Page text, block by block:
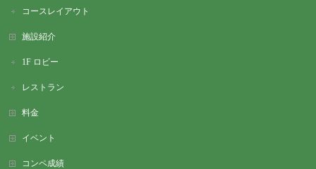
コースレイアウト
施設紹介
1F ロビー
レストラン
料金
イベント
コンペ成績